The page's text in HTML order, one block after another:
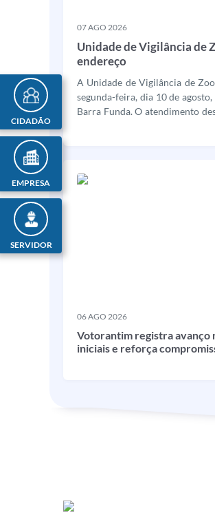
CIDADÃO
EMPRESA
SERVIDOR
07 AGO 2026
Unidade de Vigilância de
endereço
A Unidade de Vigilância de
segunda-feira, dia 10 de
Barra Funda. O atendimento
06 AGO 2026
Votorantim registra avanço
iniciais e reforça